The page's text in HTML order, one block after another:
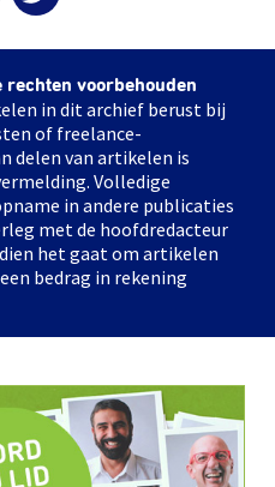
voorbehouden
in dit archief berust bij
of freelance-
delen van artikelen is
Volledige
in andere publicaties
met de hoofdredacteur
het gaat om artikelen
bedrag in rekening